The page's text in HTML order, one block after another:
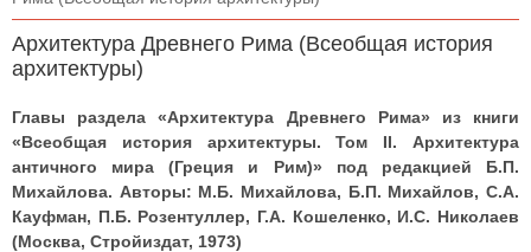
Архитектура Древнего Рима (Всеобщая история
архитектуры)
Главы раздела «Архитектура Древнего Рима» из книги
«Всеобщая история архитектуры. Том II. Архитектура
античного мира (Греция и Рим)» под редакцией Б.П.
Михайлова. Авторы: М.Б. Михайлова, Б.П. Михайлов, С.А.
Кауфман, П.Б. Розентуллер, Г.А. Кошеленко, И.С. Николаев
(Москва, Стройиздат, 1973)